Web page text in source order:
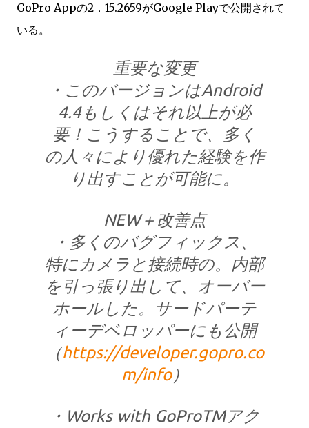
GoPro Appの2．15.2659がGoogle Playで公開されて
いる。
重要な変更
・このバージョンはAndroid
4.4もしくはそれ以上が必
要！こうすることで、多く
の人々により優れた経験を作
り出すことが可能に。
NEW＋改善点
・多くのバグフィックス、
特にカメラと接続時の。内部
を引っ張り出して、オーバー
ホールした。サードパーテ
ィーデベロッパーにも公開
（https://developer.gopro.co
m/info）
・Works with GoProTMアク